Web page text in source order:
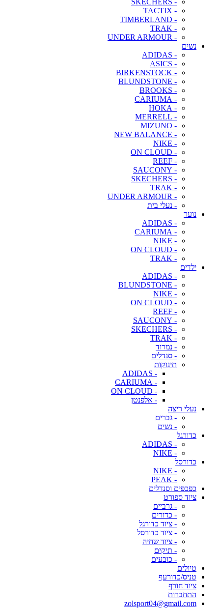
- SKECHERS
- TACTIX
- TIMBERLAND
- TRAK
- UNDER ARMOUR
נשים
- ADIDAS
- ASICS
- BIRKENSTOCK
- BLUNDSTONE
- BROOKS
- CARIUMA
- HOKA
- MERRELL
- MIZUNO
- NEW BALANCE
- NIKE
- ON CLOUD
- REEF
- SAUCONY
- SKECHERS
- TRAK
- UNDER ARMOUR
- נעלי בית
נוער
- ADIDAS
- CARIUMA
- NIKE
- ON CLOUD
- TRAK
ילדים
- ADIDAS
- BLUNDSTONE
- NIKE
- ON CLOUD
- REEF
- SAUCONY
- SKECHERS
- TRAK
- נמרוד
- סנדלים
תינוקות
- ADIDAS
- CARIUMA
- ON CLOUD
- אלפנטן
נעלי ריצה
- גברים
- נשים
כדורגל
- ADIDAS
- NIKE
כדורסל
- NIKE
- PEAK
כפכפים וסנדלים
ציוד ספורט
- גרביים
- כדורים
- ציוד כדורגל
- ציוד כדורסל
- ציוד שחיה
- תיקים
- כובעים
טיולים
טניס/כדורעף
ציוד חורף
התחברות
zolsport04@gmail.com